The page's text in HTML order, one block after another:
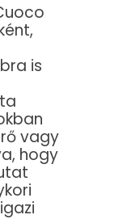
is
vagy
hogy